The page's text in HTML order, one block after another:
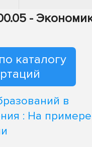
-
каталогу
в
: На примере